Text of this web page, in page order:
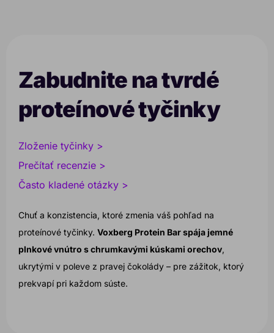
Zabudnite na tvrdé
proteínové tyčinky
Zloženie tyčinky >
Prečítať recenzie >
Často kladené otázky >
Chuť a konzistencia, ktoré zmenia váš pohľad na
proteínové tyčinky. Voxberg Protein Bar spája jemné
plnkové vnútro s chrumkavými kúskami orechov,
ukrytými v poleve z pravej čokolády – pre zážitok, ktorý
prekvapí pri každom súste.